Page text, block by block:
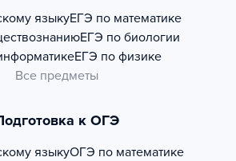
языкуЕГЭ по математике
ЕГЭ по биологии
ЕГЭ по физике
Все предметы
к ОГЭ
языкуОГЭ по математике